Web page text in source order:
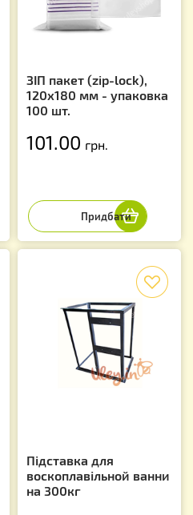
ЗІП пакет (zip-lock),
120х180 мм - упаковка
100 шт.
101.00 грн.
Підставка для
воскоплавільной ванни
на 300кг